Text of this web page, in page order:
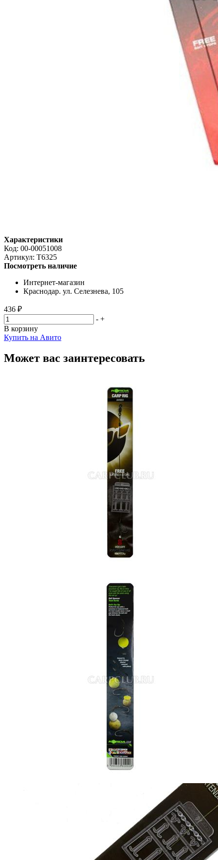
Характеристики
Код: 00-00051008
Артикул: T6325
Посмотреть наличие
Интернет-магазин
Краснодар. ул. Селезнева, 105
436 ₽
- +
В корзину
Купить на Авито
Может вас заинтересовать